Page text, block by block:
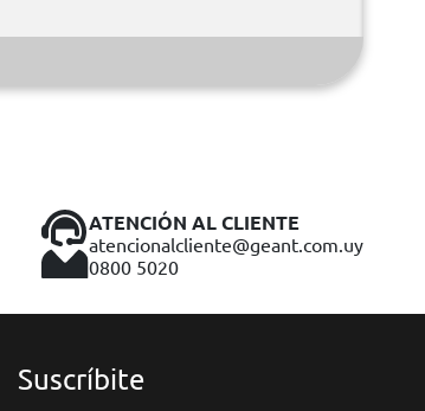
ATENCIÓN AL CLIENTE
atencionalcliente@geant.com.uy
0800 5020
Suscríbite